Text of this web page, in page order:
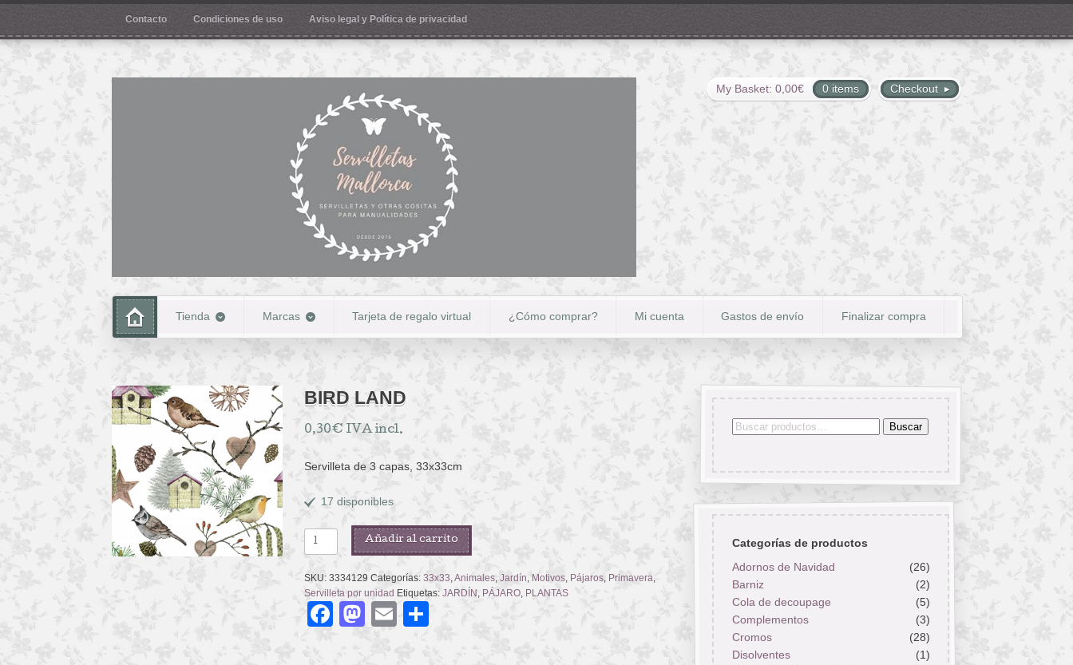
Contacto Condiciones de uso Aviso legal y Política de privacidad
Checkout
My Basket: 0,00€ 0 items
Tienda Marcas Tarjeta de regalo virtual ¿Cómo comprar? Mi cuenta Gastos de envío Finalizar compra
BIRD LAND
0,30€ IVA incl.
Servilleta de 3 capas, 33x33cm
17 disponibles
BIRD
LAND
cantidad
Añadir al carrito
SKU: 3334129 Categorías: 33x33 Animales, Jardín Motivos, Pájaros, Primavera
Servilleta por unidad Etiquetas: JARDÍN PÁJARO, PLANTAS
Facebook
Mastodon
EmailCompartir
Buscar
Buscar
Categorías de productos
Adornos de Navidad
(26)
Barniz
(2)
Cola de decoupage
(5)
Complementos
(3)
Cromos
(28)
Disolventes
(1)